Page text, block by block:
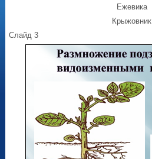
Ежевика
Крыжовник
Слайд 3